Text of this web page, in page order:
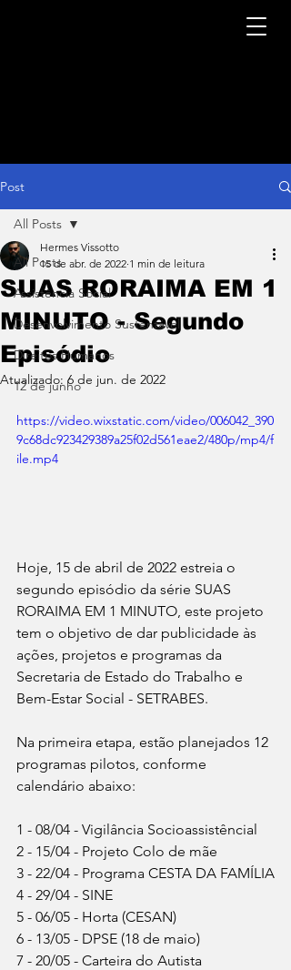
Post
All Posts
Assistência Social
Desenvolvimento Sustentável
Direitos Humanos
12 de junho
All Posts
SUAS RORAIMA EM 1
MINUTO - Segundo
Episódio
Hermes Vissotto
15 de abr. de 2022 1 min de leitura
Atualizado: 6 de jun. de 2022
https://video.wixstatic.com/video/006042_390
9c68dc923429389a25f02d561eae2/480p/mp4/f
ile.mp4
Hoje, 15 de abril de 2022 estreia o
segundo episódio da série SUAS
RORAIMA EM 1 MINUTO, este projeto
tem o objetivo de dar publicidade às
ações, projetos e programas da
Secretaria de Estado do Trabalho e
Bem-Estar Social - SETRABES.
Na primeira etapa, estão planejados 12
programas pilotos, conforme
calendário abaixo:
1 - 08/04 - Vigilância Socioassistêncial
2 - 15/04 - Projeto Colo de mãe
3 - 22/04 - Programa CESTA DA FAMÍLIA
4 - 29/04 - SINE
5 - 06/05 - Horta (CESAN)
6 - 13/05 - DPSE (18 de maio)
7 - 20/05 - Carteira do Autista